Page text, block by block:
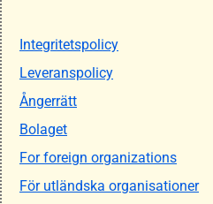
Integritetspolicy
Leveranspolicy
Ångerrätt
Bolaget
For foreign organizations
För utländska organisationer